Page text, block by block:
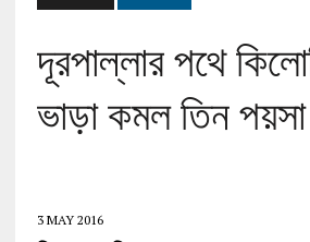
দূরপাল্লার পথে
ভাড়া কমল তিন পয়সা
3 MAY 2016